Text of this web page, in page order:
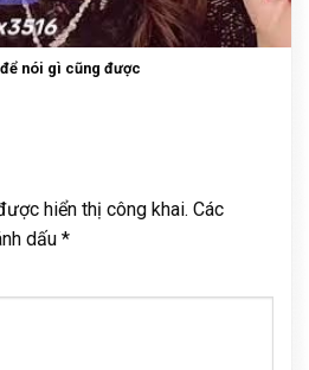
nói gì cũng được
hiển thị công khai. Các
dấu *